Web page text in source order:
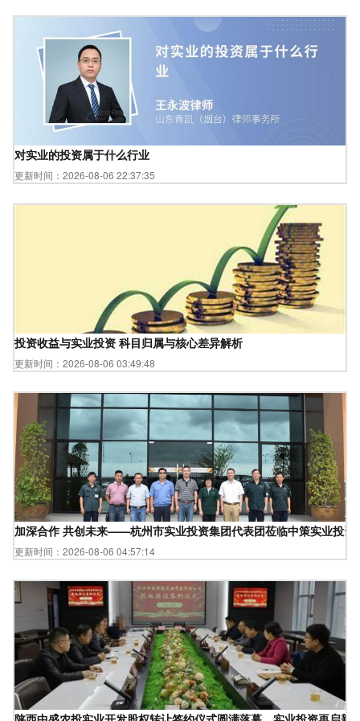
对实业的投资属于什么行业
更新时间：2026-08-06 22:37:35
投资收益与实业投资 科目归属与核心差异解析
更新时间：2026-08-06 03:49:48
加深合作 共创未来——杭州市实业投资集团代表团莅临中策实业投资
更新时间：2026-08-06 04:57:14